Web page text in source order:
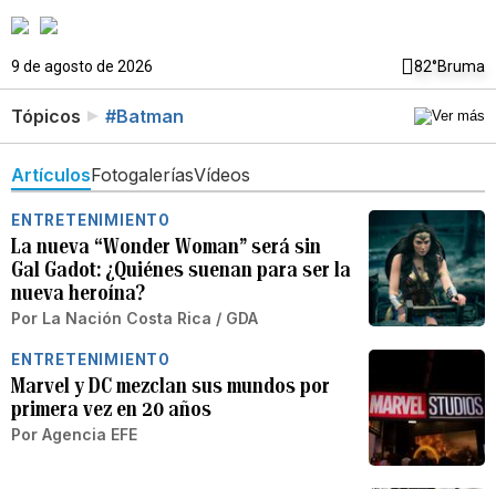
9 de agosto de 2026 82°Bruma
Tópicos #Batman
ArtículosFotogaleríasVídeos
ENTRETENIMIENTO
La nueva “Wonder Woman” será sin
Gal Gadot: ¿Quiénes suenan para ser la
nueva heroína?
Por La Nación Costa Rica / GDA
ENTRETENIMIENTO
Marvel y DC mezclan sus mundos por
primera vez en 20 años
Por Agencia EFE